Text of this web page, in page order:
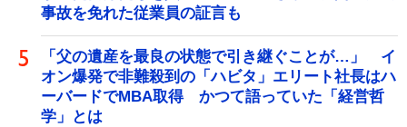
事故を免れた従業員の証言も
「父の遺産を最良の状態で引き継ぐことが…」 イ
オン爆発で非難殺到の「ハビタ」エリート社長はハ
ーバードでMBA取得 かつて語っていた「経営哲
学」とは